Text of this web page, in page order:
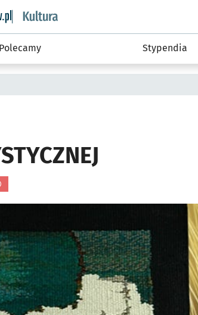
wroclaw.pl podserwis: Kultura
Polecamy Stypendia